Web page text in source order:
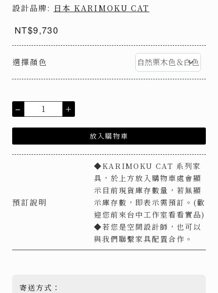
設計品牌: 日本 KARIMOKU CAT
NT$9,730
選擇顏色
– +
放入購物車
預訂說明
◆KARIMOKU CAT 系列家
具，於上方放入購物車處會顯
示目前現貨庫存數量，若無顯
示庫存數，即表示需預訂。(歡
迎您前來台中工作室看看實品)
◆若您是空間設計師，也可以
與我們聯繫家具配置合作。
寄送方式：